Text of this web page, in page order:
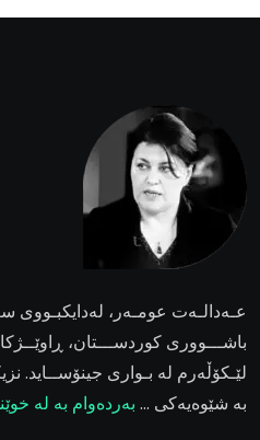
عـەدالـەت عومـەر ، لەدایکبـووی سـاڵی
باشـــووری کوردســـتان،
لێـکۆڵەرم لە بـواری جینۆســاید. نزیکەی
بە شێوەیەکی … بەردەوام بە لە